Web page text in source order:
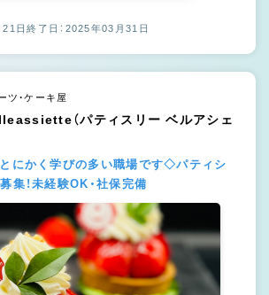
21日終了日：2025年03月31日
ツ・ケーキ屋
（パティスリー ベルアシェ
とにかく学びの多い職場です◇パティシ
集！未経験OK・社保完備